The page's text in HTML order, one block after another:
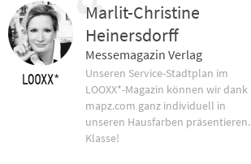
Marlit-Christine
Heinersdorff
Messemagazin Verlag
Unseren Service-Stadtplan im
LOOXX*-Magazin können wir dank
mapz.com ganz individuell in
unseren Hausfarben präsentieren.
Klasse!